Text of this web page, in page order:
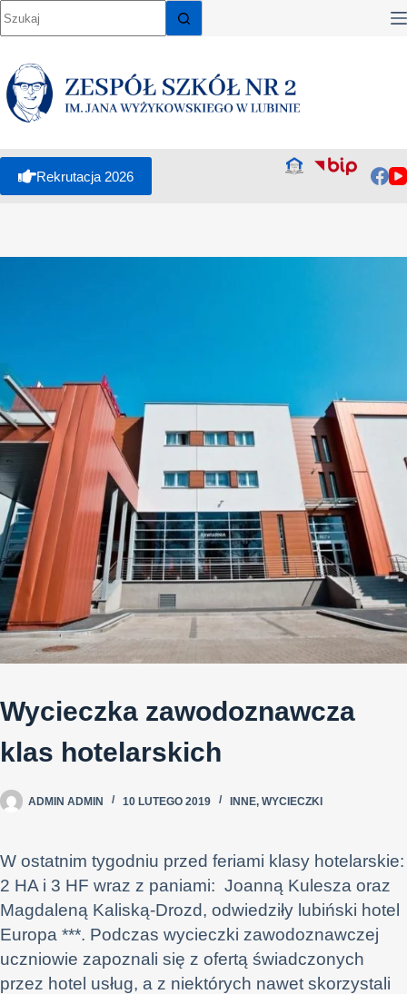
Rekrutacja 2026
Wycieczka zawodoznawcza
klas hotelarskich
ADMIN ADMIN 10 LUTEGO 2019 INNE, WYCIECZKI
W ostatnim tygodniu przed feriami klasy hotelarskie:
2 HA i 3 HF wraz z paniami: Joanną Kulesza oraz
Magdaleną Kaliską-Drozd, odwiedziły lubiński hotel
Europa ***. Podczas wycieczki zawodoznawczej
uczniowie zapoznali się z ofertą świadczonych
przez hotel usług, a z niektórych nawet skorzystali